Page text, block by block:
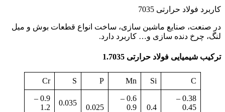
کاربرد فولاد حرارتی 7035
در صنعت، صنایع ماشین سازی، ساخت انواع قطعات بوش و میل
لنگ، چرخ دنده سازی و… کاربرد دارد.
ترکیب شیمیایی فولاد حرارتی 1.7035
C
Si
Mn
P
S
Cr
0.38 –
0.45
0.4
0.6 –
0.9
0.025
0.035
0.9 –
1.2